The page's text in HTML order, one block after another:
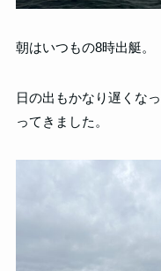
朝はいつもの8時出艇。
日の出もかなり遅くな
ってきました。